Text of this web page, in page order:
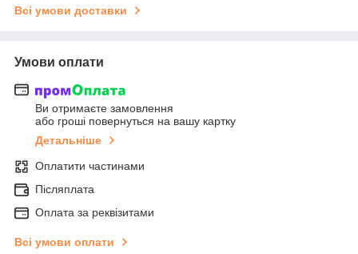
Всі умови доставки
Умови оплати
Ви отримаєте замовлення
або гроші повернуться на вашу картку
Детальніше
Оплатити частинами
Післяплата
Оплата за реквізитами
Всі умови оплати